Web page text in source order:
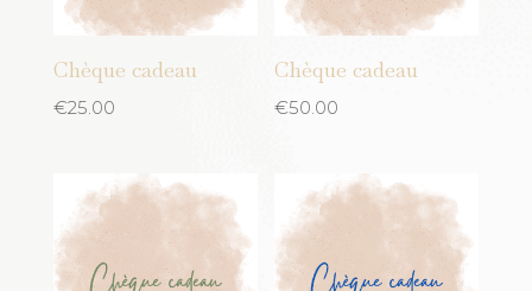
jaune
Kaki
Noir
Orange
Rose
Plastique
Rotin
Laine
Chèque cadeau
€25.00
Chèque cadeau
€50.00